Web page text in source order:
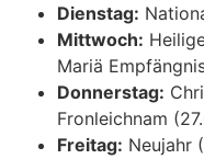
Dienstag:
Mittwoch:
Mariä
Donnerstag:
Fronleichnam
Freitag: Neujahr